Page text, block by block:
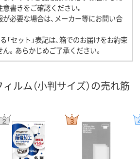
書きをご確認ください。
必要な場合は、メーカー等にお問い合
「セット」表記は、箱でのお届けをお約束
。あらかじめご了承ください。
ルム（小判サイズ）の売れ筋